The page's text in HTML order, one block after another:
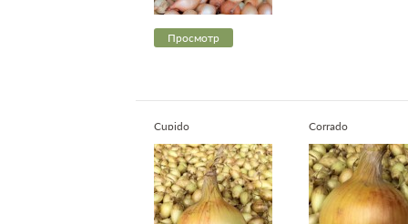
Просмотр
Cupido Corrado